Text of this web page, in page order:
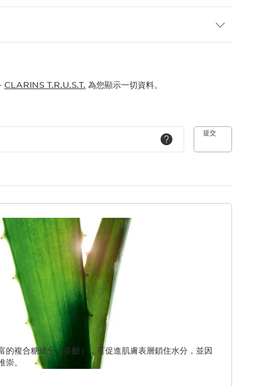
來無比清新的感受。
CLARINS T.R.U.S.T. 為您顯示一切資料。
提交
的複合糖成分（多醣），可促進肌膚表層鎖住水分，並因
崇。